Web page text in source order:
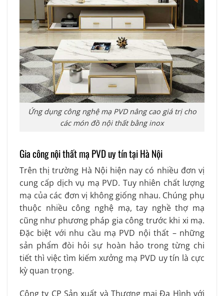
Ứng dụng công nghệ mạ PVD nâng cao giá trị cho
các món đồ nội thất bằng inox
Gia công nội thất mạ PVD uy tín tại Hà Nội
Trên thị trường Hà Nội hiện nay có nhiều đơn vị
cung cấp dịch vụ mạ PVD. Tuy nhiên chất lượng
mạ của các đơn vị không giống nhau. Chúng phụ
thuộc nhiều công nghệ mạ, tay nghề thợ mạ
cũng như phương pháp gia công trước khi xi mạ.
Đặc biệt với nhu cầu mạ PVD nội thất – những
sản phẩm đòi hỏi sự hoàn hảo trong từng chi
tiết thì việc tìm kiếm xưởng mạ PVD uy tín là cực
kỳ quan trọng.
Công ty CP Sản xuất và Thương mại Đa Hình với